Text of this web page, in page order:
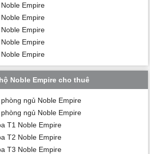
Empire
Empire
Empire
Empire
Empire
Noble Empire cho thuê
ngủ Noble Empire
ngủ Noble Empire
T1 Noble Empire
T2 Noble Empire
T3 Noble Empire